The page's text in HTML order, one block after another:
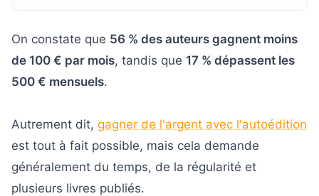
On constate que 56 % des auteurs gagnent moins
de 100 € par mois, tandis que 17 % dépassent les
500 € mensuels.
Autrement dit, gagner de l'argent avec l'autoédition
est tout à fait possible, mais cela demande
généralement du temps, de la régularité et
plusieurs livres publiés.